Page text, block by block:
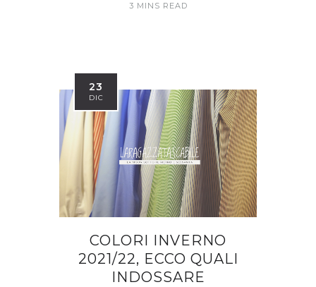
3 MINS READ
23
DIC
COLORI INVERNO
2021/22, ECCO QUALI
INDOSSARE